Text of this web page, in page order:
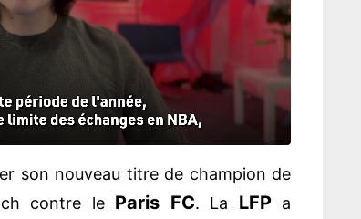
son nouveau titre de champion de
contre le Paris FC. La LFP a